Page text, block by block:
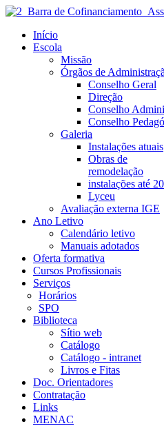
Início
Escola
Missão
Órgãos de
Conselho Geral
Direção
Conselho
Conselho
Galeria
Instalações atuais
Obras de
remodelação
instalações até
Lyceu
Avaliação externa IGE
Ano Letivo
Calendário letivo
Manuais adotados
Oferta formativa
Cursos Profissionais
Serviços
Horários
SPO
Biblioteca
Sítio web
Catálogo
Catálogo - intranet
Livros e Fitas
Doc. Orientadores
Contratação
Links
MENAC